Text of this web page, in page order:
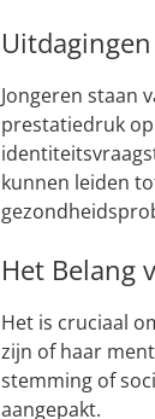
Jongeren staan
prestatiedruk
kunnen leiden
Het Belang
Het is cruciaal
zijn of haar
stemming of
aangepakt.